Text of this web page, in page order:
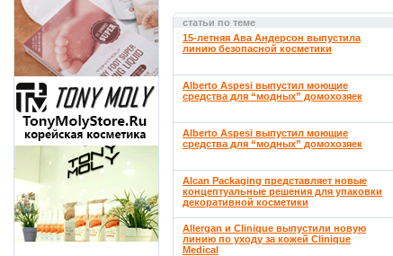
статьи по теме
15-летняя Ава Андерсон выпустила
линию безопасной косметики
Alberto Aspesi выпустил моющие
средства для “модных” домохозяек
Alberto Aspesi выпустил моющие
средства для “модных” домохозяек
Alcan Packaging представляет новые
концептуальные решения для упаковки
декоративной косметики
Allergan и Clinique выпустили новую
линию по уходу за кожей Clinique
Medical